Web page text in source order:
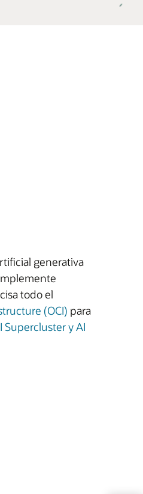
generativa
todo el
(OCI) para
Supercluster y AI